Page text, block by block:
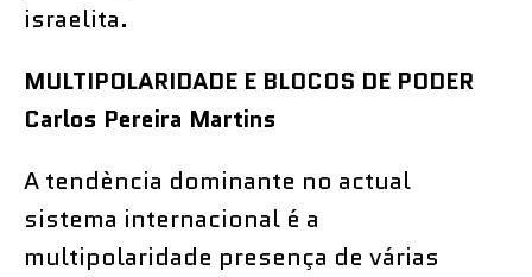
israelita.
MULTIPOLARIDADE E BLOCOS DE PODER
Carlos Pereira Martins
A tendència dominante no actual
sistema internacional é a
multipolaridade presença de várias